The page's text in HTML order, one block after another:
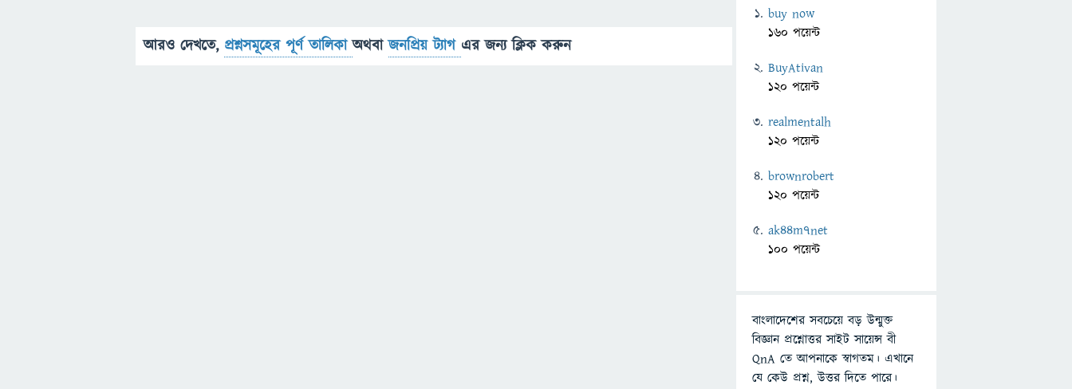
আরও দেখতে, প্রশ্নসমূহের পূর্ণ তালিকাঅথবাজনপ্রিয় ট্যাগ এর জন্য ক্লিক করুন
buy now
160 পয়েন্ট
BuyAtivan
120 পয়েন্ট
realmentalh
120 পয়েন্ট
brownrobert
120 পয়েন্ট
ak44m7net
100 পয়েন্ট
বাংলাদেশের সবচেয়ে বড় উন্মুক্ত
বিজ্ঞান প্রশ্নোত্তর সাইট সায়েন্স বী
QnA তে আপনাকে স্বাগতম। এখানে
যে কেউ প্রশ্ন, উত্তর দিতে পারে।